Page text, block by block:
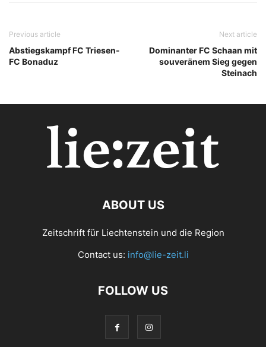
Previous article
Abstiegskampf FC Triesen-
FC Bonaduz
Next article
Dominanter FC Schaan mit
souveränem Sieg gegen
Steinach
ABOUT US
Zeitschrift für Liechtenstein und die Region
Contact us: info@lie-zeit.li
FOLLOW US